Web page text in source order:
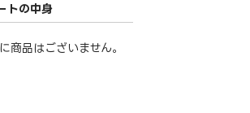
トの中身
商品はございません。